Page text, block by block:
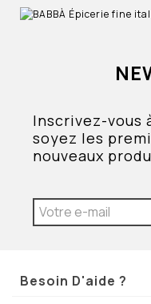
Inscrivez-
soyez les
nouveaux
Besoin D'aide ?